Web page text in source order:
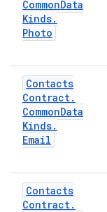
CommonData
Kinds.
Photo
Contacts
Contract.
CommonData
Kinds.
Email
Contacts
Contract.